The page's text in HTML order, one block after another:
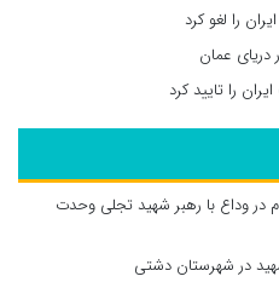
را لغو کرد
دریای عمان
را تایید کرد
در وداع با رهبر شهید تجلی وحدت
در شهرستان دشتی